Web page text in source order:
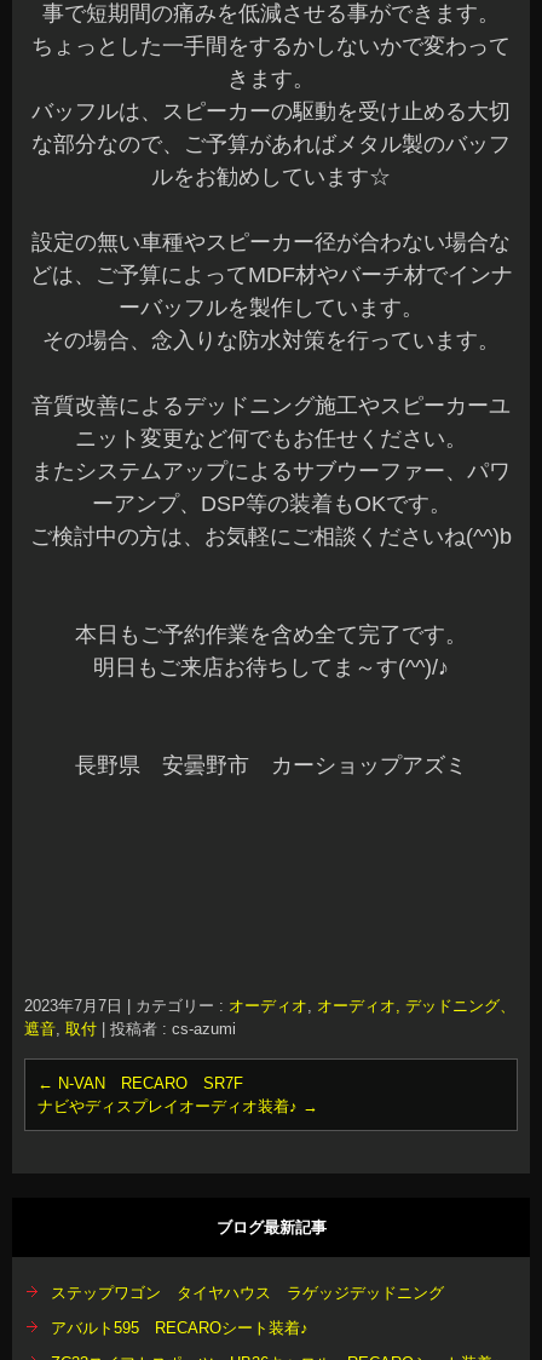
事で短期間の痛みを低減させる事ができます。
ちょっとした一手間をするかしないかで変わって
きます。
バッフルは、スピーカーの駆動を受け止める大切
な部分なので、ご予算があればメタル製のバッフ
ルをお勧めしています☆
設定の無い車種やスピーカー径が合わない場合な
どは、ご予算によってMDF材やバーチ材でインナ
ーバッフルを製作しています。
その場合、念入りな防水対策を行っています。
音質改善によるデッドニング施工やスピーカーユ
ニット変更など何でもお任せください。
またシステムアップによるサブウーファー、パワ
ーアンプ、DSP等の装着もOKです。
ご検討中の方は、お気軽にご相談くださいね(^^)b
本日もご予約作業を含め全て完了です。
明日もご来店お待ちしてま～す(^^)/♪
長野県 安曇野市 カーショップアズミ
2023年7月7日 カテゴリー : オーディオ, オーディオ, デッドニング、
遮音, 取付 投稿者 : cs-azumi
← N-VAN RECARO SR7F
ナビやディスプレイオーディオ装着♪ →
ブログ最新記事
ステップワゴン タイヤハウス ラゲッジデッドニング
アバルト595 RECAROシート装着♪